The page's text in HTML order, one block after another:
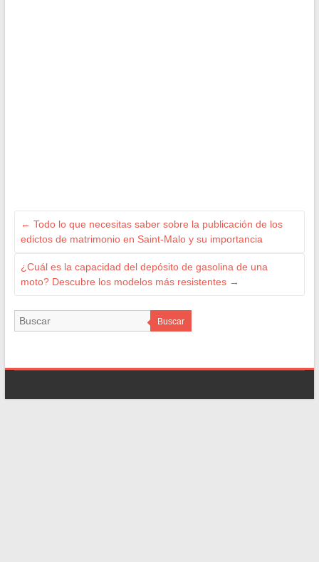
← Todo lo que necesitas saber sobre la publicación de los
edictos de matrimonio en Saint-Malo y su importancia
¿Cuál es la capacidad del depósito de gasolina de una
moto? Descubre los modelos más resistentes →
Buscar